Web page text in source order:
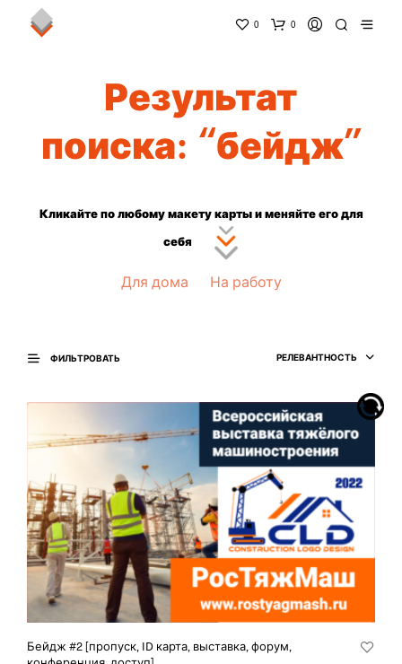
0 0
Результат
поиска: “бейдж”
Кликайте по любому макету карты и меняйте его для
себя
Для дома На работу
ФИЛЬТРОВАТЬ РЕЛЕВАНТНОСТЬ
Бейдж #2 [пропуск, ID карта, выставка, форум,